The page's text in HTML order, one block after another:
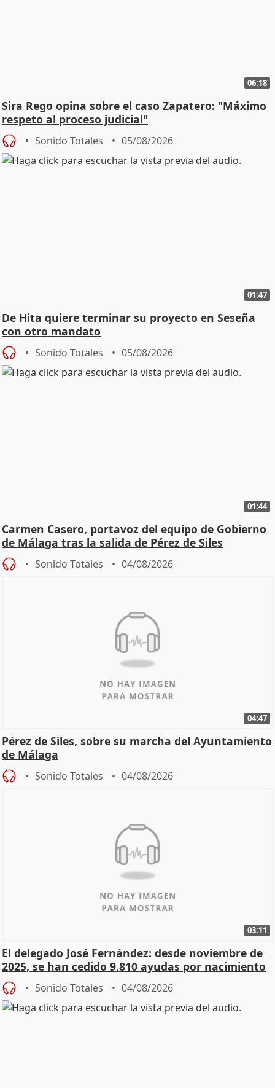
06:18
Sira Rego opina sobre el caso Zapatero: "Máximo
respeto al proceso judicial"
Sonido Totales 05/08/2026
01:47
De Hita quiere terminar su proyecto en Seseña
con otro mandato
Sonido Totales 05/08/2026
01:44
Carmen Casero, portavoz del equipo de Gobierno
de Málaga tras la salida de Pérez de Siles
Sonido Totales 04/08/2026
04:47
Pérez de Siles, sobre su marcha del Ayuntamiento
de Málaga
Sonido Totales 04/08/2026
03:11
El delegado José Fernández: desde noviembre de
2025, se han cedido 9.810 ayudas por nacimiento
Sonido Totales 04/08/2026